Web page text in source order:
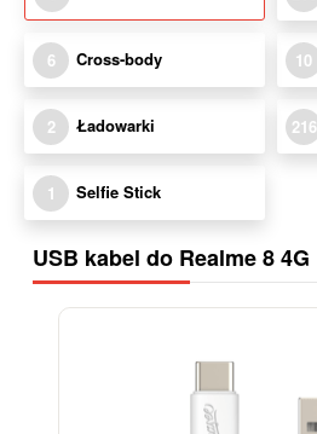
6 Cross-body 10
2 Ładowarki 216
1 Selfie Stick
USB kabel do Realme 8 4G